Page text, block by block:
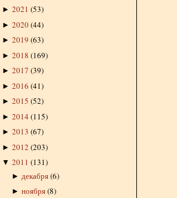
► 2021 (53)
► 2020(44)
► 2019 (63)
► 2018 (169)
► 2017 (39)
► 2016 (41)
► 2015 (52)
► 2014 (115)
► 2013 (67)
► 2012 (203)
▼ 2011 (131)
► декабря(6)
► ноября(8)